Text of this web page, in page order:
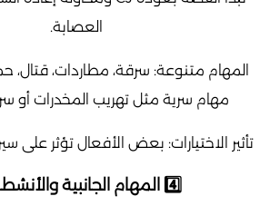
العصابة.
المهام متنوعة: سرقة، مطاردات، قتال،
مهام سرية مثل تهريب المخدرات أو
تأثير الاختيارات: بعض الأفعال تؤثر على
4️⃣ المهام الجانبية والأنشطة 🕹️